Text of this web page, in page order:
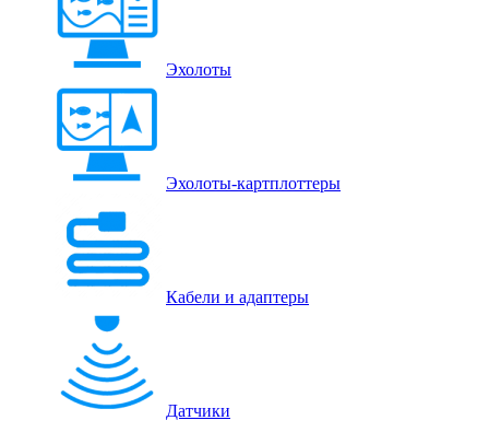
Эхолоты
Эхолоты-картплоттеры
Кабели и адаптеры
Датчики